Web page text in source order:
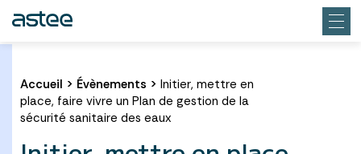
Accueil > Évènements > Initier, mettre en
place, faire vivre un Plan de gestion de la
sécurité sanitaire des eaux